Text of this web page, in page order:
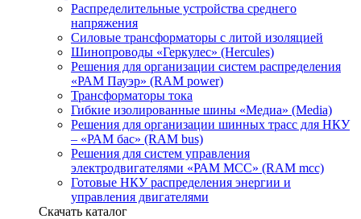
Распределительные устройства среднего
напряжения
Силовые трансформаторы с литой изоляцией
Шинопроводы «Геркулес» (Hercules)
Решения для организации систем распределения
«РАМ Пауэр» (RAM power)
Трансформаторы тока
Гибкие изолированные шины «Медиа» (Media)
Решения для организации шинных трасс для НКУ
– «РАМ бас» (RAM bus)
Решения для систем управления
электродвигателями «РАМ МСС» (RAM mcc)
Готовые НКУ распределения энергии и
управления двигателями
Скачать каталог